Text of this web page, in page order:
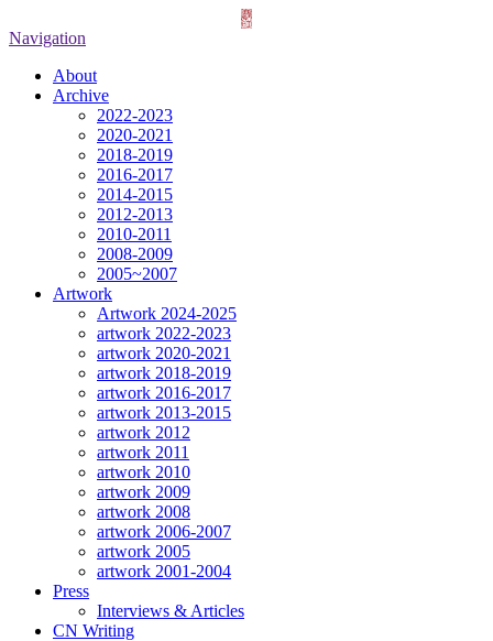
Navigation
About
Archive
2022-2023
2020-2021
2018-2019
2016-2017
2014-2015
2012-2013
2010-2011
2008-2009
2005~2007
Artwork
Artwork 2024-2025
artwork 2022-2023
artwork 2020-2021
artwork 2018-2019
artwork 2016-2017
artwork 2013-2015
artwork 2012
artwork 2011
artwork 2010
artwork 2009
artwork 2008
artwork 2006-2007
artwork 2005
artwork 2001-2004
Press
Interviews & Articles
CN Writing